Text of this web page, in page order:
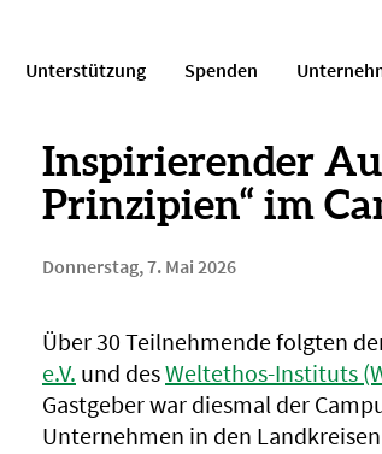
Unterstützung Spenden
Inspirierender
Prinzipien“ im
Donnerstag, 7. Mai 2026
Über 30 Teilnehmende folgten
e.V. und desWeltethos-Instituts
Gastgeber war diesmal der
Unternehmen in den